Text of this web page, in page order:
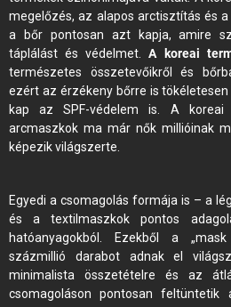
megelőzés, az alapos arctisztítás és
a bőr pontosan azt kapja, amire
táplálást és védelmet.A koreai
természetes összetevőikről és
ezért az érzékeny bőrre is
kap az SPF-védelem is. A koreai
arcmaszkok ma már nők millióinak
képezik világszerte.
Egyedi a csomagolás formája is – a
és a textilmaszkok pontos
hatóanyagokból. Ezekből a
százmillió darabot adnak el
minimalista összetételre és az
csomagoláson pontosan feltüntetik